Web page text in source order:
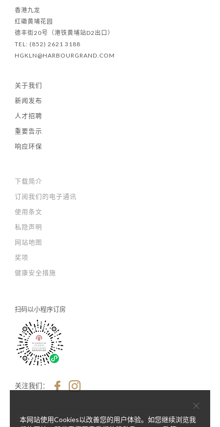
香港九龙
红磡黄埔花园
德丰街20号（港铁黄埔站D2出口）
TEL: (852) 2621 3188
HGKLN@HARBOURGRAND.COM
关于我们
新闻发布
人才招聘
重要告示
响应环保
下载简介
订阅我们的电子通讯
使用条文
私隐声明
网站地图
奖项
健康安全措施
扫码以小程序订房
关注我们：
×
本网站使用Cookies以改善您的用户体验。如您继续浏览我